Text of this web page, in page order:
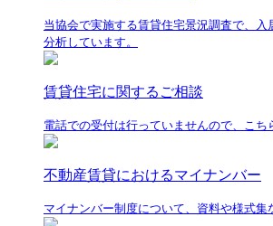
当協会で実施する賃貸住宅景況調査で、入
分析しています。
賃貸住宅に関するご相談
電話での受付は行っていませんので、こち
不動産賃貸におけるマイナンバー
マイナンバー制度について、資料や様式集